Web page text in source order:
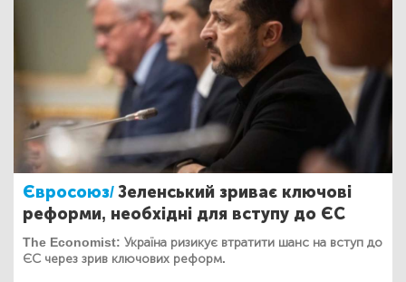
Євросоюз/Зеленський зриває ключові
реформи, необхідні для вступу до ЄС
The Economist: Україна ризикує втратити шанс на вступ до
ЄС через зрив ключових реформ.